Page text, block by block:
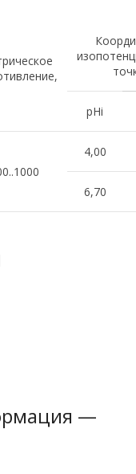
pHi
4,00
6,70
—